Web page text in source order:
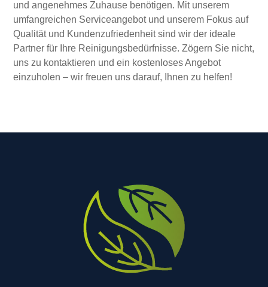
und angenehmes Zuhause benötigen. Mit unserem
umfangreichen Serviceangebot und unserem Fokus auf
Qualität und Kundenzufriedenheit sind wir der ideale
Partner für Ihre Reinigungsbedürfnisse. Zögern Sie nicht,
uns zu kontaktieren und ein kostenloses Angebot
einzuholen – wir freuen uns darauf, Ihnen zu helfen!